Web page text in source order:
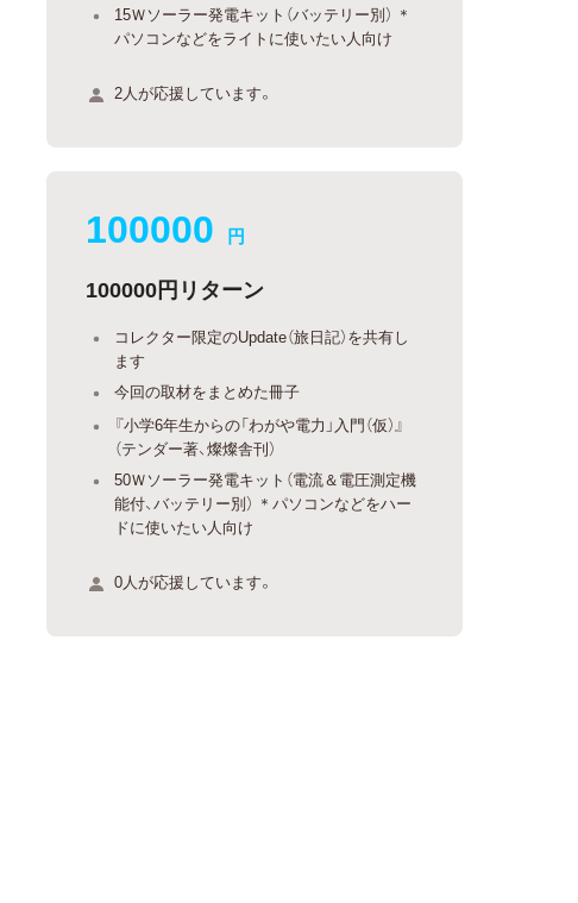
15Ｗソーラー発電キット（バッテリー別） ＊
パソコンなどをライトに使いたい人向け
2人が応援しています。
100000 円
100000円リターン
コレクター限定のUpdate（旅日記）を共有し
ます
今回の取材をまとめた冊子
『小学6年生からの「わがや電力」入門（仮）』
（テンダー著、燦燦舎刊）
50Ｗソーラー発電キット（電流＆電圧測定機
能付、バッテリー別） ＊パソコンなどをハー
ドに使いたい人向け
0人が応援しています。